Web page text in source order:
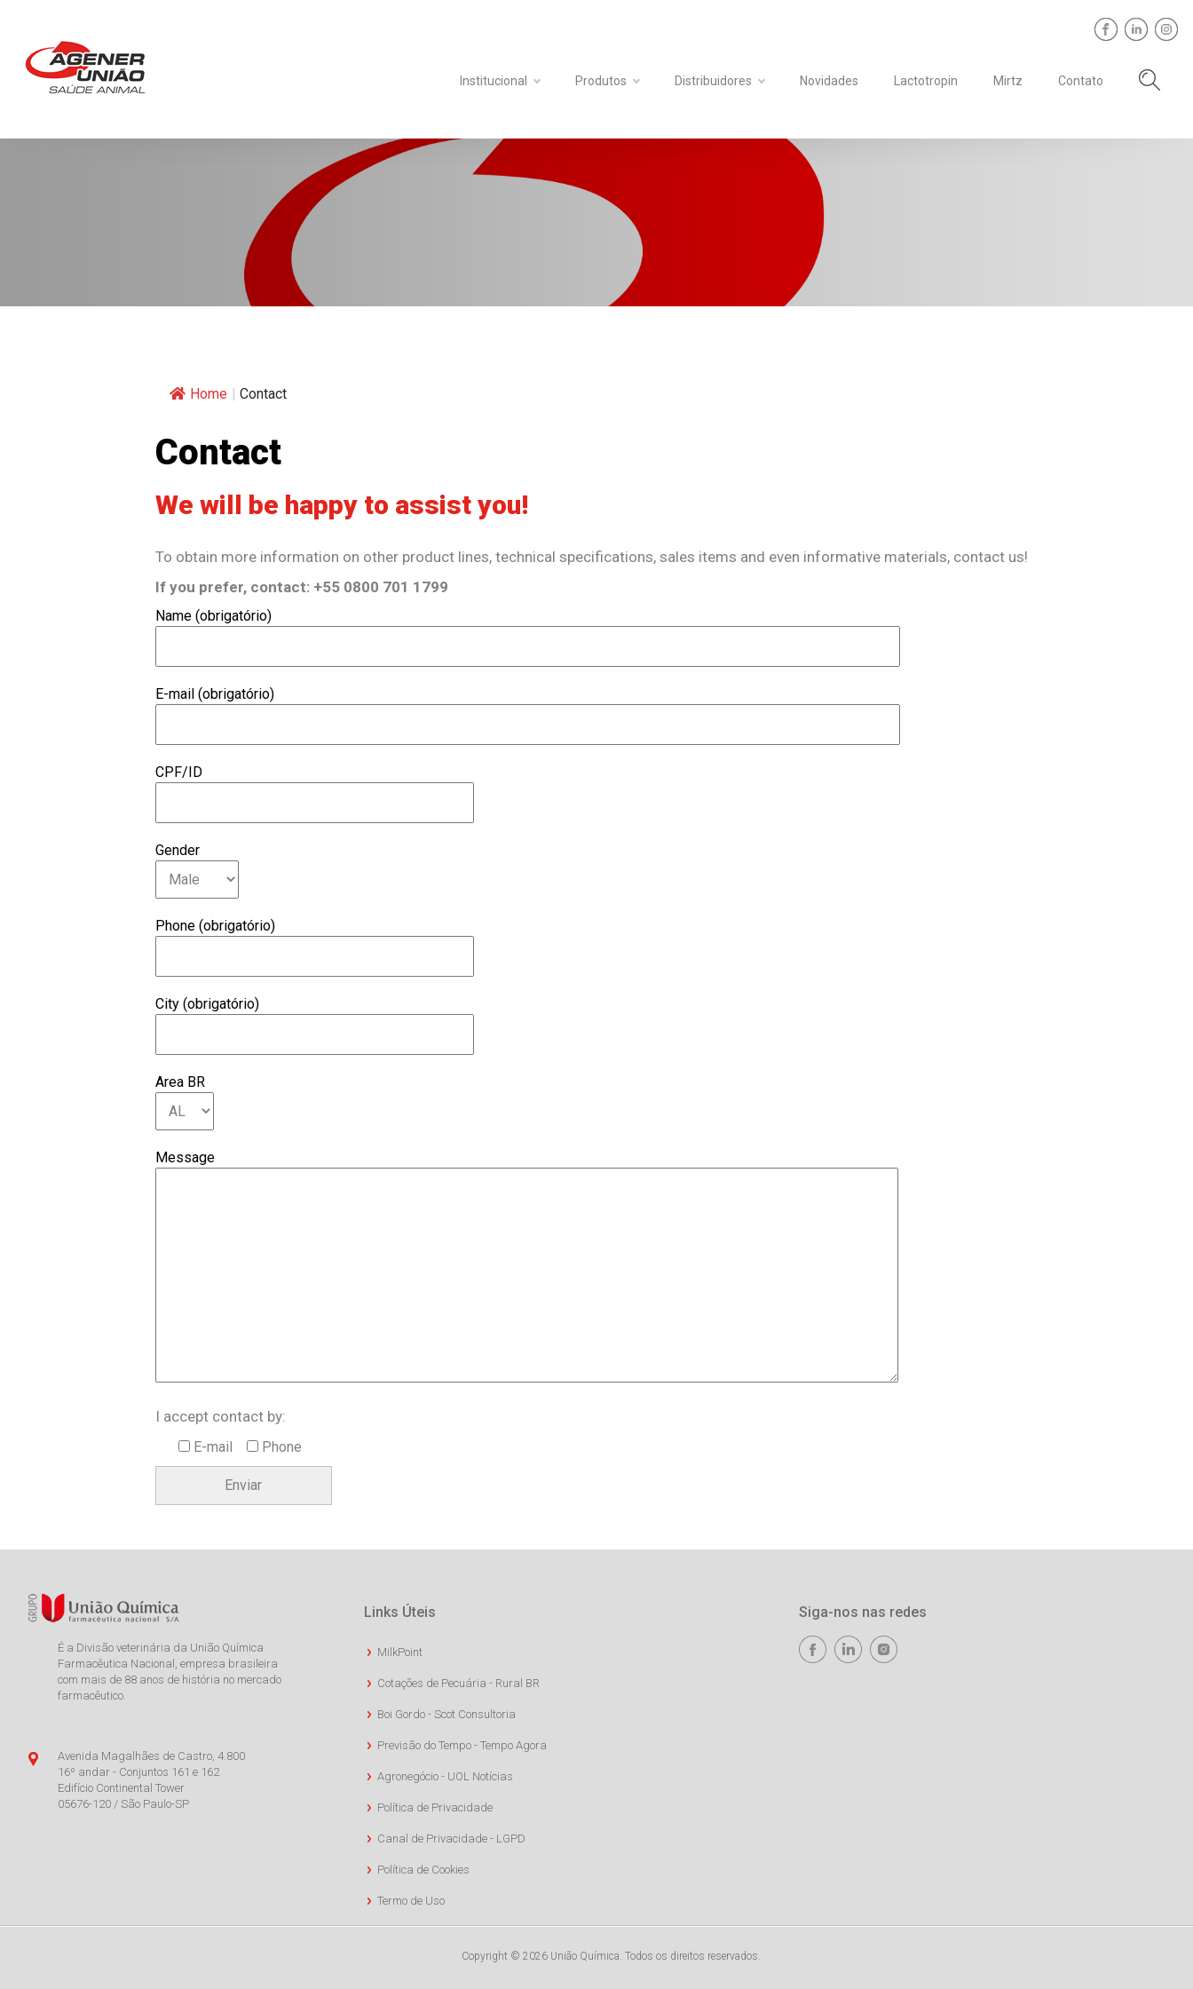
Institucional Produtos Distribuidores Novidades Lactotropin Mirtz Contato
Home | Contact
Contact
We will be happy to assist you!
To obtain more information on other product lines, technical specifications, sales items and even informative materials, contact us!
If you prefer, contact: +55 0800 701 1799
Name (obrigatório)
E-mail (obrigatório)
CPF/ID
Gender
Phone (obrigatório)
City (obrigatório)
Area BR
Message
I accept contact by:
E-mail Phone
É a Divisão veterinária da União Química
Farmacêutica Nacional, empresa brasileira
com mais de 88 anos de história no mercado
farmacêutico.
Avenida Magalhães de Castro, 4.800
16º andar - Conjuntos 161 e 162
Edifício Continental Tower
05676-120 / São Paulo-SP
Links Úteis
MilkPoint
Cotações de Pecuária - Rural BR
Boi Gordo - Scot Consultoria
Previsão do Tempo - Tempo Agora
Agronegócio - UOL Notícias
Política de Privacidade
Canal de Privacidade - LGPD
Política de Cookies
Termo de Uso
Siga-nos nas redes
Copyright © 2026 União Química. Todos os direitos reservados.